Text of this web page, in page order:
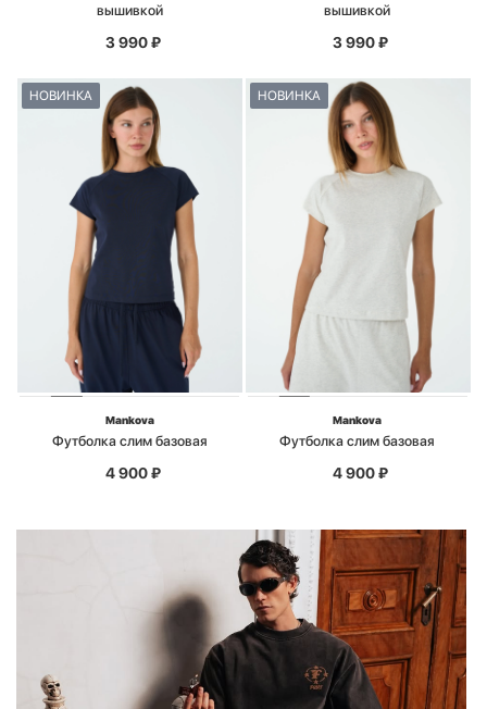
вышивкой
3 990₽
вышивкой
3 990₽
НОВИНКА
Mankova
Футболка слим базовая
4 900₽
НОВИНКА
Mankova
Футболка слим базовая
4 900₽